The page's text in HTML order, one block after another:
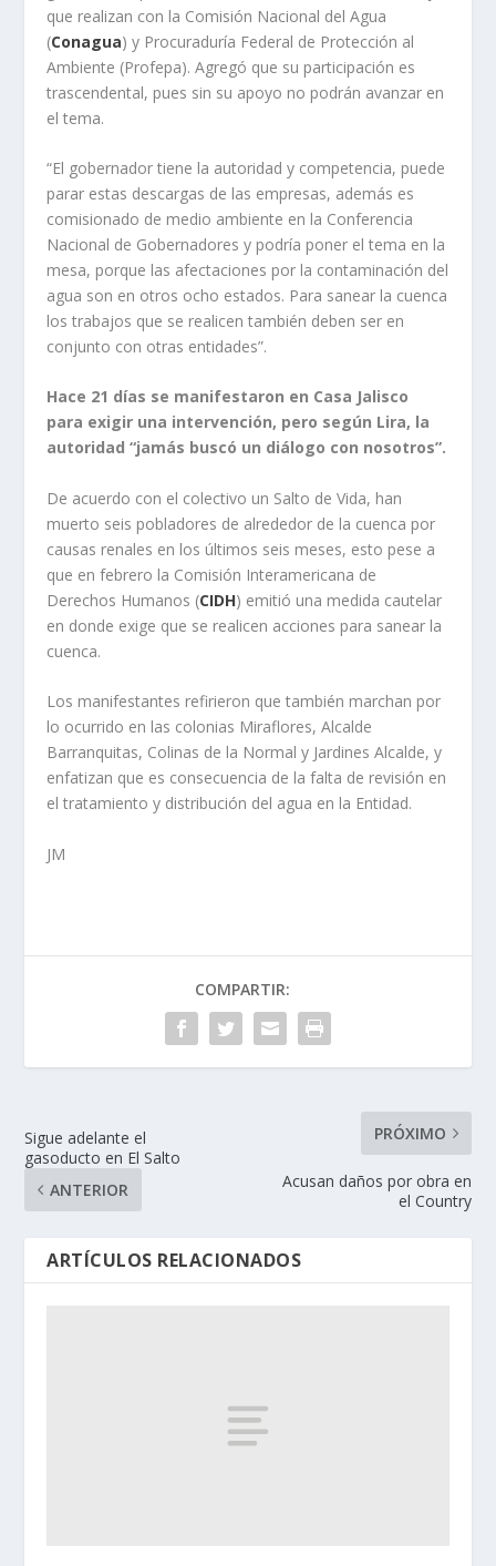
que realizan con la Comisión Nacional del Agua
(Conagua) y Procuraduría Federal de Protección al
Ambiente (Profepa). Agregó que su participación es
trascendental, pues sin su apoyo no podrán avanzar en
el tema.
“El gobernador tiene la autoridad y competencia, puede
parar estas descargas de las empresas, además es
comisionado de medio ambiente en la Conferencia
Nacional de Gobernadores y podría poner el tema en la
mesa, porque las afectaciones por la contaminación del
agua son en otros ocho estados. Para sanear la cuenca
los trabajos que se realicen también deben ser en
conjunto con otras entidades”.
Hace 21 días se manifestaron en Casa Jalisco
para exigir una intervención, pero según Lira, la
autoridad “jamás buscó un diálogo con nosotros”.
De acuerdo con el colectivo un Salto de Vida, han
muerto seis pobladores de alrededor de la cuenca por
causas renales en los últimos seis meses, esto pese a
que en febrero la Comisión Interamericana de
Derechos Humanos (CIDH) emitió una medida cautelar
en donde exige que se realicen acciones para sanear la
cuenca.
Los manifestantes refirieron que también marchan por
lo ocurrido en las colonias Miraflores, Alcalde
Barranquitas, Colinas de la Normal y Jardines Alcalde, y
enfatizan que es consecuencia de la falta de revisión en
el tratamiento y distribución del agua en la Entidad.
JM
COMPARTIR:
Sigue adelante el
gasoducto en El Salto
ANTERIOR
PRÓXIMO
Acusan daños por obra en
el Country
ARTÍCULOS RELACIONADOS